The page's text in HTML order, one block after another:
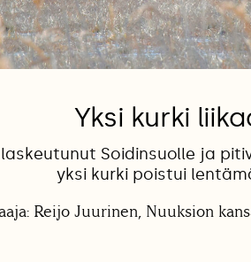
Yksi kurki
laskeutunut Soidinsuolle ja
yksi kurki poistui
Reijo Juurinen, Nuuksion